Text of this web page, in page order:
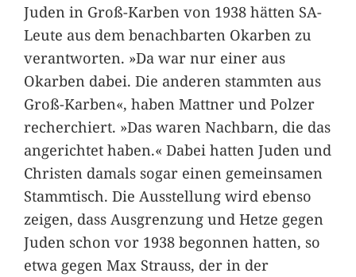
Juden in Groß-Karben von 1938 hätten SA-
Leute aus dem benachbarten Okarben zu
verantworten. »Da war nur einer aus
Okarben dabei. Die anderen stammten aus
Groß-Karben«, haben Mattner und Polzer
recherchiert. »Das waren Nachbarn, die das
angerichtet haben.« Dabei hatten Juden und
Christen damals sogar einen gemeinsamen
Stammtisch. Die Ausstellung wird ebenso
zeigen, dass Ausgrenzung und Hetze gegen
Juden schon vor 1938 begonnen hatten, so
etwa gegen Max Strauss, der in der